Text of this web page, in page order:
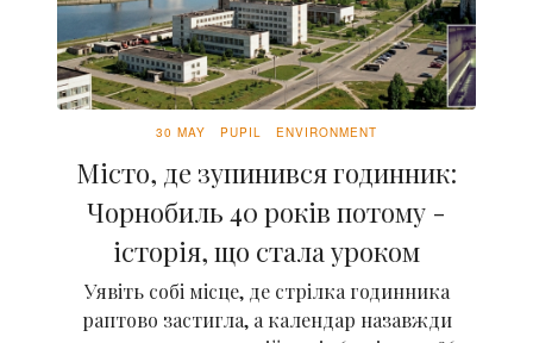
30 MAY PUPIL ENVIRONMENT
Місто, де зупинився годинник:
Чорнобиль 40 років потому -
історія, що стала уроком
Уявіть собі місце, де стрілка годинника
раптово застигла, а календар назавжди